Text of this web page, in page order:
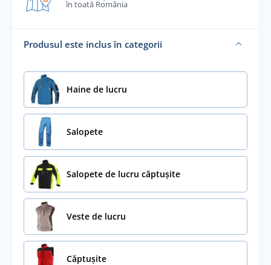
în toată România
Produsul este inclus în categorii
Haine de lucru
Salopete
Salopete de lucru căptușite
Veste de lucru
Căptușite